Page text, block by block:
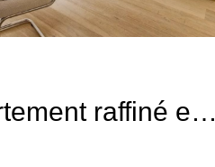
Marais - Appartement raffiné et ensoleillé.